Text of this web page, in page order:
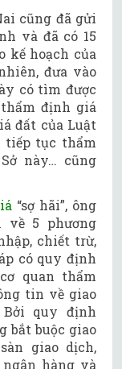
cũng đã gửi
và đã có 15
kế hoạch của
đưa vào
có tìm được
định giá
đất của Luật
tiếp tục thẩm
này… cũng
“sợ hãi”, ông
về 5 phương
chiết trừ,
có quy định
quan thẩm
tin về giao
quy định
bắt buộc giao
giao dịch,
hàng và